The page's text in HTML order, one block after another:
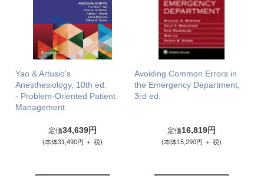
Yao & Artusio's
Anesthesiology, 10th ed.
- Problem-Oriented Patient
Management
定価34,639円
(本体31,490円 ＋ 税)
Avoiding Common Errors in
the Emergency Department,
3rd ed.
定価16,819円
(本体15,290円 ＋ 税)